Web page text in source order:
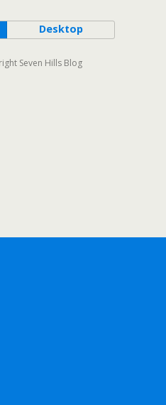
Desktop
Seven Hills Blog